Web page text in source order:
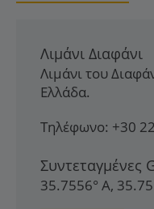
Λιμάνι Διαφάνι
Λιμάνι του
Ελλάδα.
Τηλέφωνο: +30
Συντεταγμένες
35.7556° Α,